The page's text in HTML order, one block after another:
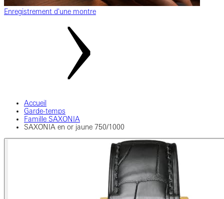
Enregistrement d'une montre
Accueil
Garde-temps
Famille SAXONIA
SAXONIA en or jaune 750/1000